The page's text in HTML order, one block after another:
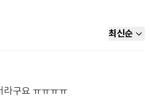
최신순
라구요 ㅠㅠㅠㅠ